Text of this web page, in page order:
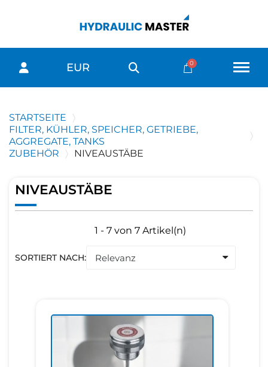
EUR
STARTSEITE
FILTER, KÜHLER, SPEICHER, GETRIEBE,
AGGREGATE, TANKS
ZUBEHÖR
NIVEAUSTÄBE
NIVEAUSTÄBE
1 - 7 von 7 Artikel(n)
SORTIERT NACH: